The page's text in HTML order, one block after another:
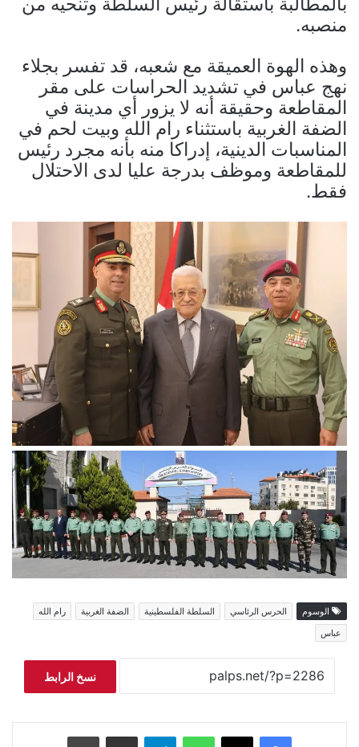
منصبه.
وهذه الهوة العميقة مع شعبه، قد تفسر بجلاء
نهج عباس في تشديد الحراسات على مقر
المقاطعة وحقيقة أنه لا يزور أي مدينة في
الضفة الغربية باستثناء رام الله وبيت لحم في
المناسبات الدينية، إدراكا منه بأنه مجرد رئيس
للمقاطعة وموظف بدرجة عليا لدى الاحتلال
فقط.
الوسوم الحرس الرئاسي السلطة الفلسطينية الضفة الغربية
رام الله
عباس
نسخ الرابط
فيسبوك ‫X واتساب تيلقرام مشاركة عبر البريد طباعة